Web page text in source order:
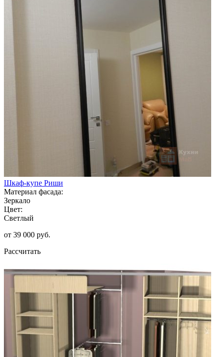
Шкаф-купе Риши
Материал фасада:
Зеркало
Цвет:
Светлый
от 39 000 руб.
Рассчитать